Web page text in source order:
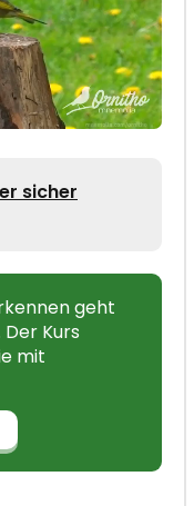
sicher
geht
Kurs
mit